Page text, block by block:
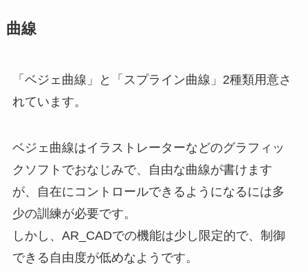
曲線
「ベジェ曲線」と「スプライン曲線」2種類用意さ
れています。
ベジェ曲線はイラストレーターなどのグラフィッ
クソフトでおなじみで、自由な曲線が書けます
が、自在にコントロールできるようになるには多
少の訓練が必要です。
しかし、AR_CADでの機能は少し限定的で、制御
できる自由度が低めなようです。